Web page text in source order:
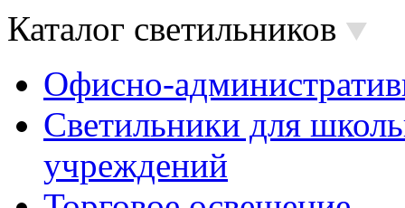
Каталог светильников
Офисно-
Светильники для
учреждений